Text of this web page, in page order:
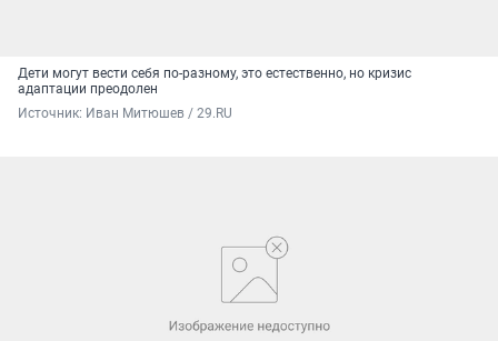
Дети могут вести себя по-разному, это естественно, но кризис
адаптации преодолен
Источник: Иван Митюшев / 29.RU